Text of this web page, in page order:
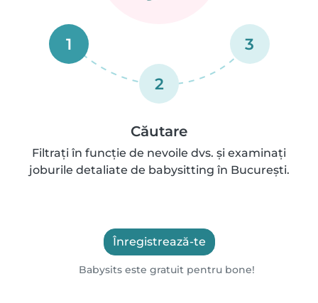
1
2
3
Căutare
Filtrați în funcție de nevoile dvs. și examinați
joburile detaliate de babysitting în București.
Înregistrează-te
Babysits este gratuit pentru bone!